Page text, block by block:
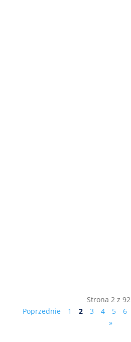
Strona 2 z 92
Poprzednie
1 2 3 4 5 6
»